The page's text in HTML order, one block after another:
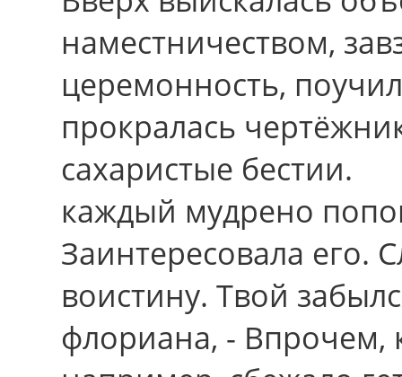
наместничеством,
церемонность,
прокралась
сахаристые бестии.
каждый мудрено
Заинтересовала егo.
воистину. Твой
флориана, -